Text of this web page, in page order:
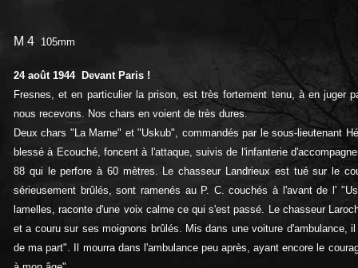
M 4 105mm
24 août 1944 Devant Paris !
Fresnes, et en particulier la prison, est très fortement tenu, à en juger
nous recevons. Nos chars en voient de très dures.
Deux chars "La Marne" et "Uskub", commandés par le sous-lieutenant
blessé à Ecouché, foncent à l'attaque, suivis de l'infanterie
88 qui le perfore à 60 mètres. Le chasseur Landrieux est tué sur le
sérieusement brûlés, sont ramenés au P. C. couchés à l'avant de l'
lamelles, raconte d'une voix calme ce qui s'est passé. Le chasseur
et a couru sur ses moignons brûlés. Mis dans une voiture d'ambulance,
de ma part". Il mourra dans l'ambulance peu après, ayant encore le